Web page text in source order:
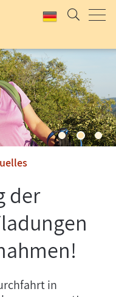
der
in